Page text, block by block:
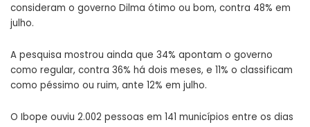
consideram o governo Dilma ótimo ou bom, contra 48% em
julho.
A pesquisa mostrou ainda que 34% apontam o governo
como regular, contra 36% há dois meses, e 11% o classificam
como péssimo ou ruim, ante 12% em julho.
O Ibope ouviu 2.002 pessoas em 141 municípios entre os dias